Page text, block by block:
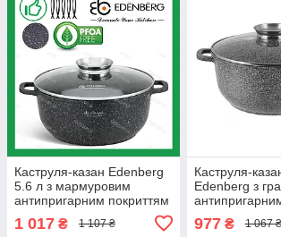
Каструля-казан Edenberg
5.6 л з мармуровим
антипригарним покриттям
литий алюміній 26 см (EB-
8119)
1 017 ₴ 1 107 ₴
Каструля-
Edenberg з
литий
977₴ 1 067 ₴